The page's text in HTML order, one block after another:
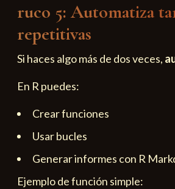
ruco 5: Automatiza
repetitivas
Si haces algo más de dos veces,
En R puedes:
Crear funciones
Usar bucles
Generar informes con R
Ejemplo de función simple: